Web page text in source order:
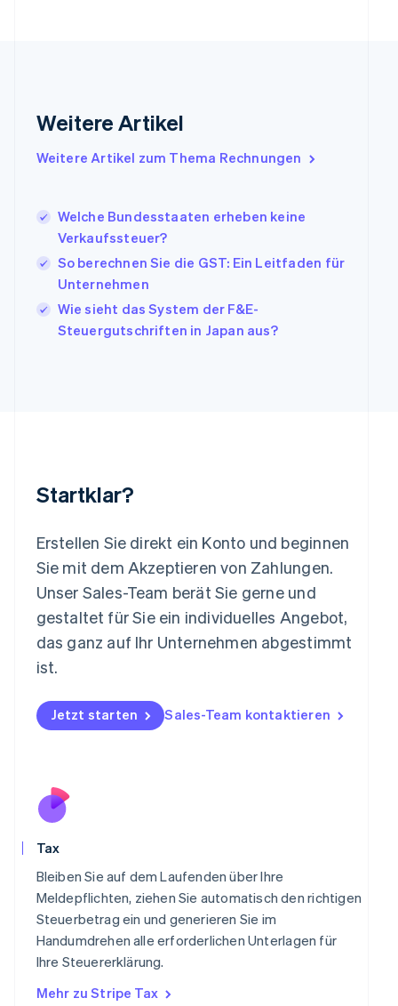
Weitere Artikel
Weitere Artikel zum Thema Rechnungen
Welche Bundesstaaten erheben keine
Verkaufssteuer?
So berechnen Sie die GST: Ein Leitfaden für
Unternehmen
Wie sieht das System der F&E-
Steuergutschriften in Japan aus?
Startklar?
Erstellen Sie direkt ein Konto und beginnen
Sie mit dem Akzeptieren von Zahlungen.
Unser Sales-Team berät Sie gerne und
gestaltet für Sie ein individuelles Angebot,
das ganz auf Ihr Unternehmen abgestimmt
ist.
Jetzt starten Sales-Team kontaktieren
Tax
Bleiben Sie auf dem Laufenden über Ihre
Meldepflichten, ziehen Sie automatisch den richtigen
Steuerbetrag ein und generieren Sie im
Handumdrehen alle erforderlichen Unterlagen für
Ihre Steuererklärung.
Mehr zu Stripe Tax
Griechenland
English
Italien
ItalianoEnglish
Japan
Kanada
English Français
Luxemburg
English简体中文
Malta
Mexiko
EspañolEnglish
Neuseeland
Norwegen
English
English
Portugal
English
Schweden
SvenskaEnglish
Schweiz
DeutschFrançais ItalianoEnglish
Singapur
Slowakei